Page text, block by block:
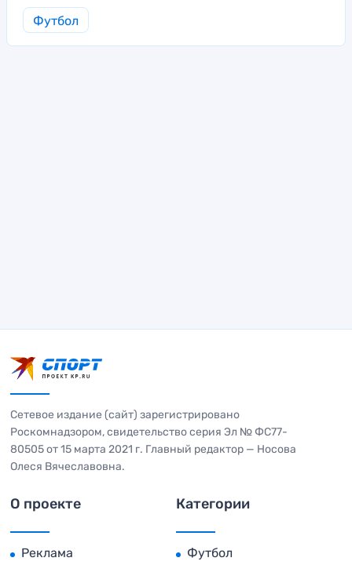
Футбол
Сетевое издание (сайт) зарегистрировано
Роскомнадзором, свидетельство серия Эл № ФС77-
80505 от 15 марта 2021 г. Главный редактор — Носова
Олеся Вячеславовна.
О проекте
Реклама
Категории
Футбол